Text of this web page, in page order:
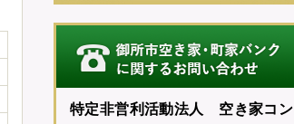
特定非営利活動法人 空き家コン